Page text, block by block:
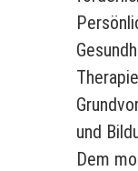
und
Dem